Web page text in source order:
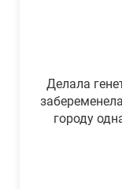
Делала
городу